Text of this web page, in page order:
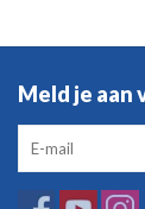
Meld je aan